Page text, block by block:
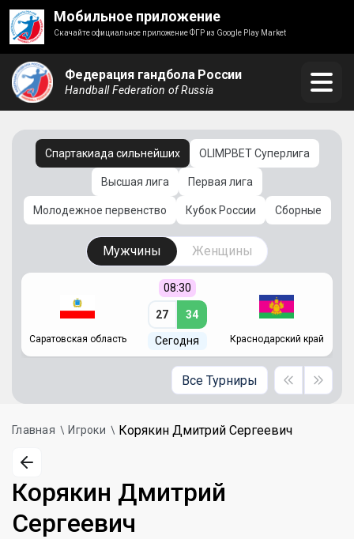
Мобильное приложение
Скачайте официальное приложение ФГР из Google Play Market
Федерация гандбола России
Handball Federation of Russia
Спартакиада сильнейших OLIMPBET Суперлига
Высшая лига Первая лига
Молодежное первенство Кубок России Сборные
Мужчины Женщины
Саратовская область
08:30
27 34
Сегодня Краснодарский край
Все Турниры
Главная Игроки Корякин Дмитрий Сергеевич
Корякин Дмитрий
Сергеевич